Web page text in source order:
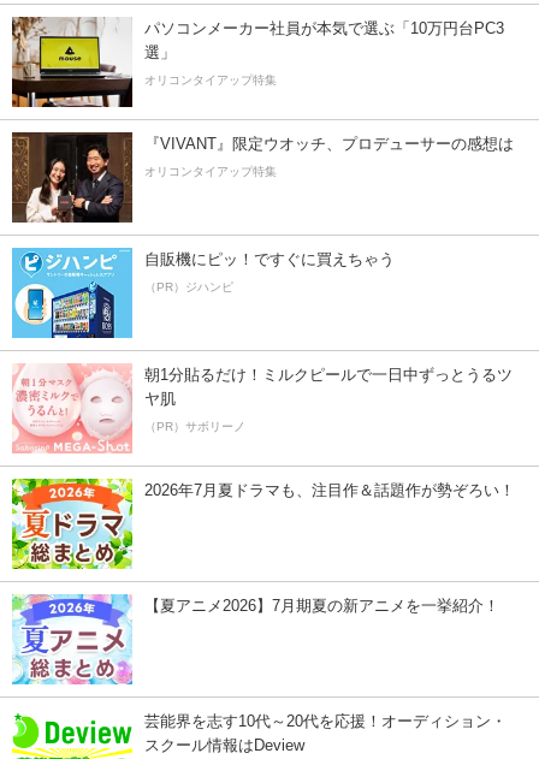
パソコンメーカー社員が本気で選ぶ「10万円台PC3
選」
オリコンタイアップ特集
『VIVANT』限定ウオッチ、プロデューサーの感想は
オリコンタイアップ特集
自販機にピッ！ですぐに買えちゃう
（PR）ジハンピ
朝1分貼るだけ！ミルクピールで一日中ずっとうるツ
ヤ肌
（PR）サボリーノ
2026年7月夏ドラマも、注目作＆話題作が勢ぞろい！
【夏アニメ2026】7月期夏の新アニメを一挙紹介！
芸能界を志す10代～20代を応援！オーディション・
スクール情報はDeview